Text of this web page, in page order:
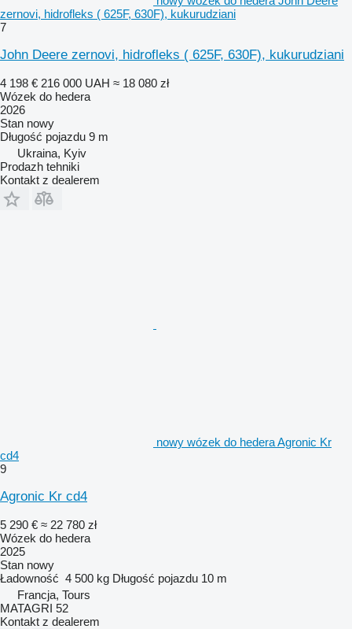
zernovi, hidrofleks ( 625F, 630F), kukurudziani
7
John Deere zernovi, hidrofleks ( 625F, 630F), kukurudziani
4 198 € 216 000 UAH ≈ 18 080 zł
Wózek do hedera
2026
Stan nowy
Długość pojazdu 9 m
Ukraina, Kyiv
Prodazh tehniki
Kontakt z dealerem
nowy wózek do hedera Agronic Kr
cd4
9
Agronic Kr cd4
5 290 € ≈ 22 780 zł
Wózek do hedera
2025
Stan nowy
Ładowność 4 500 kg Długość pojazdu 10 m
Francja, Tours
MATAGRI 52
Kontakt z dealerem